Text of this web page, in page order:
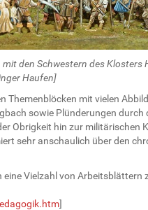
den Schwestern des
Haufen]
Themenblöcken mit vielen
sowie Plünderungen durch
Obrigkeit hin zur militärischen
sehr anschaulich über den
eine Vielzahl von Arbeitsblättern
]